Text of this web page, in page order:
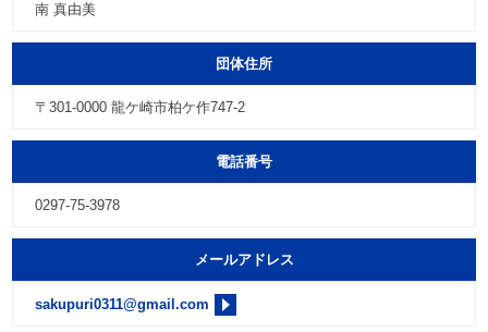
南 真由美
団体住所
〒301-0000 龍ケ崎市柏ケ作747-2
電話番号
0297-75-3978
メールアドレス
sakupuri0311@gmail.com